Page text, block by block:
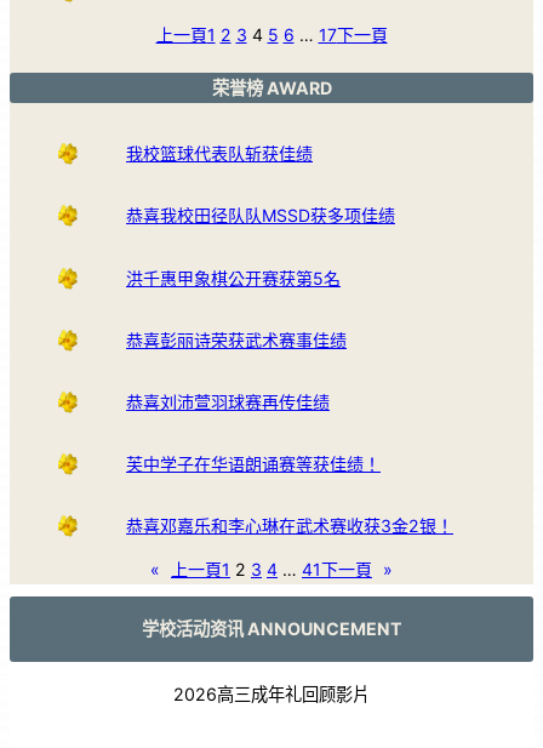
上一頁1 2 3 4 5 6 … 17下一頁
荣誉榜 AWARD
我校篮球代表队斩获佳绩
恭喜我校田径队队MSSD获多项佳绩
洪千惠甲象棋公开赛获第5名
恭喜彭丽诗荣获武术赛事佳绩
恭喜刘沛萱羽球赛再传佳绩
芙中学子在华语朗诵赛等获佳绩！
恭喜邓嘉乐和李心琳在武术赛收获3金2银！
« 上一頁1 2 3 4 … 41下一頁 »
学校活动资讯 ANNOUNCEMENT
2026高三成年礼回顾影片